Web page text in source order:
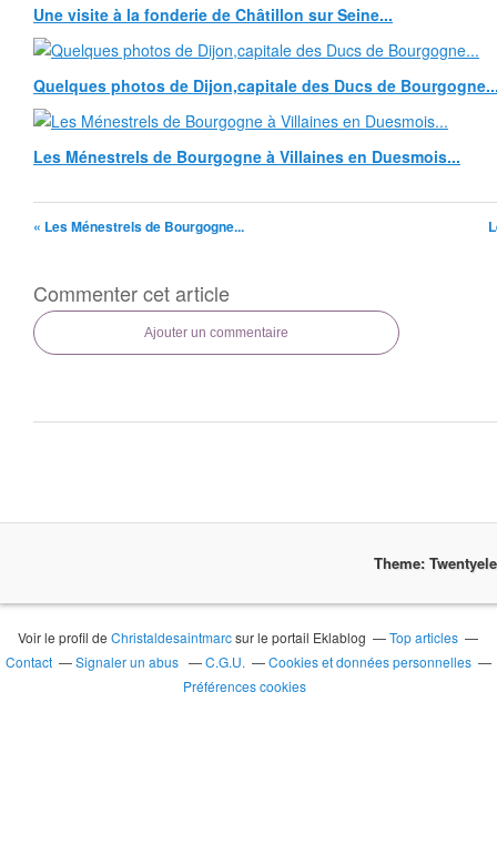
Une visite à la fonderie de Châtillon sur Seine...
Quelques photos de Dijon,capitale des Ducs de
Les Ménestrels de Bourgogne à Villaines en Duesmois...
« Les Ménestrels de Bourgogne...
Commenter cet article
Ajouter un commentaire
Theme:
Voir le profil deChristaldesaintmarcsur le portail Eklablog
Top articles
Contact
Signaler un abus C.G.U.
Cookies et données personnelles
Préférences cookies